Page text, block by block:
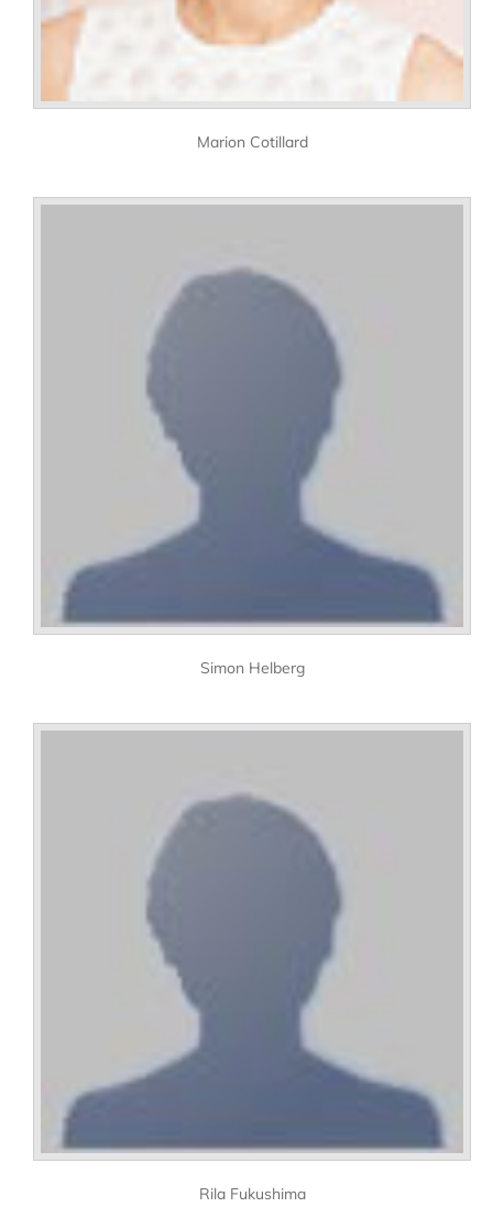
Marion Cotillard
Simon Helberg
Rila Fukushima